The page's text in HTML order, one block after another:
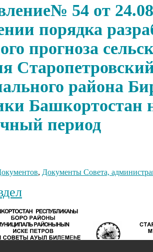
54 от
порядка
прогноза
района
Башкортостан
период
, Документы Совета,